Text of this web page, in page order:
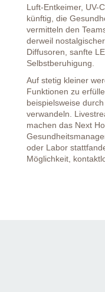
Luft-Entkeimer, UV-
künftig, die
vermitteln den
derweil
Diffusoren, sanfte
Selbstberuhigung.
Auf stetig kleiner
Funktionen zu
beispielsweise
verwandeln.
machen das Next
oder Labor
Möglichkeit,